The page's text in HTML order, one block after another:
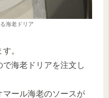
海老ドリア
。
海老ドリアを注文し
ール海老のソースが